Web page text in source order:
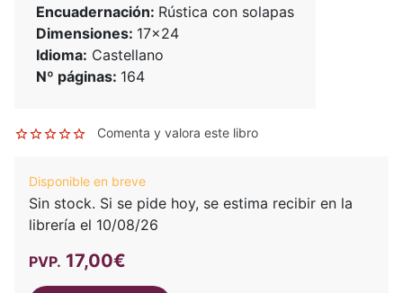
Encuadernación: Rústica con solapas
Dimensiones: 17x24
Idioma: Castellano
Nº páginas: 164
Comenta y valora este libro
Disponible en breve
Sin stock. Si se pide hoy, se estima recibir en la
librería el 10/08/26
PVP. 17,00€